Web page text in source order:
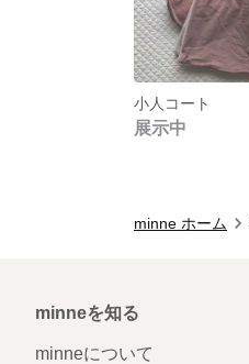
小人コート
展示中
minne ホーム
minneを知る
minneについて